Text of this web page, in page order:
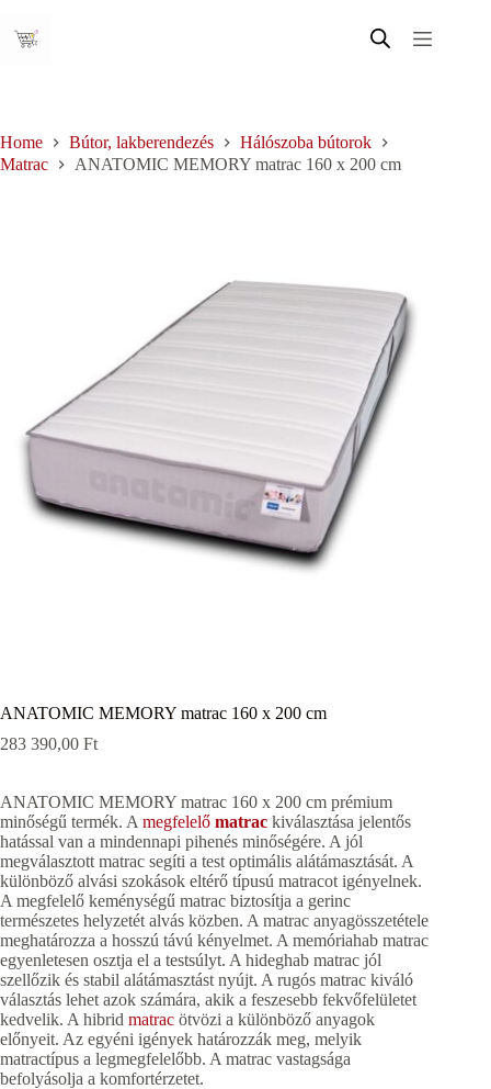
content
Home Bútor, lakberendezés
Hálószoba bútorok
Matrac
ANATOMIC MEMORY matrac 160 x 200 cm
ANATOMIC MEMORY matrac 160 x 200 cm
283 390,00 Ft
ANATOMIC MEMORY matrac 160 x 200 cm prémium
minőségű termék. A megfelelő matrac kiválasztása jelentős
hatással van a mindennapi pihenés minőségére. A jól
megválasztott matrac segíti a test optimális alátámasztását. A
különböző alvási szokások eltérő típusú matracot igényelnek.
A megfelelő keménységű matrac biztosítja a gerinc
természetes helyzetét alvás közben. A matrac anyagösszetétele
meghatározza a hosszú távú kényelmet. A memóriahab matrac
egyenletesen osztja el a testsúlyt. A hideghab matrac jól
szellőzik és stabil alátámasztást nyújt. A rugós matrac kiváló
választás lehet azok számára, akik a feszesebb fekvőfelületet
kedvelik. A hibrid matrac ötvözi a különböző anyagok
előnyeit. Az egyéni igények határozzák meg, melyik
matractípus a legmegfelelőbb. A matrac vastagsága
befolyásolja a komfortérzetet.